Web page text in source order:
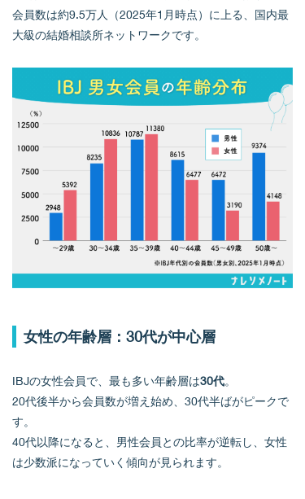
会員数は約9.5万人（2025年1月時点）に上る、国内最
大級の結婚相談所ネットワークです。
女性の年齢層：30代が中心層
IBJの女性会員で、最も多い年齢層は30代。
20代後半から会員数が増え始め、30代半ばがピークで
す。
40代以降になると、男性会員との比率が逆転し、女性
は少数派になっていく傾向が見られます。